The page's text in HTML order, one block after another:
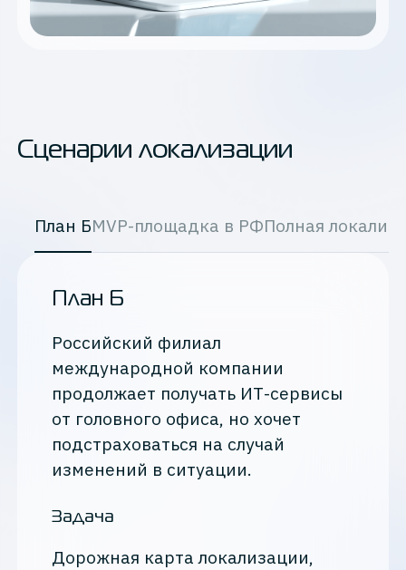
Сценарии локализации
План БMVP-площадка в РФПолная
План Б
Российский филиал
международной компании
продолжает получать ИТ-сервисы
от головного офиса, но хочет
подстраховаться на случай
изменений в ситуации.
Задача
Дорожная карта локализации,